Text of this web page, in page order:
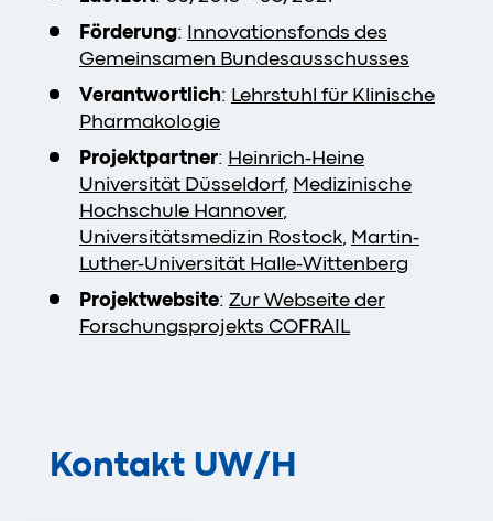
Förderung: Innovationsfonds des
Gemeinsamen Bundesausschusses
Verantwortlich: Lehrstuhl für Klinische
Pharmakologie
Projektpartner: Heinrich-Heine
Universität Düsseldorf, Medizinische
Hochschule Hannover,
Universitätsmedizin Rostock, Martin-
Luther-Universität Halle-Wittenberg
Projektwebsite: Zur Webseite der
Forschungsprojekts COFRAIL
Kontakt UW/H